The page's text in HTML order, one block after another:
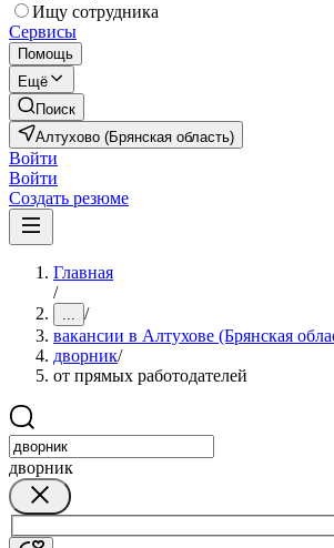
Ищу сотрудника
Сервисы
Помощь
Ещё
Поиск
Алтухово (Брянская область)
Войти
Войти
Создать резюме
Главная
/
... /
вакансии в Алтухове (Брянская
дворник/
от прямых работодателей
дворник